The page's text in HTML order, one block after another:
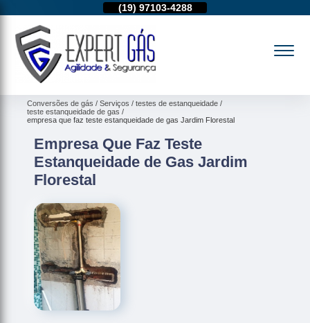
(19) 97103-4288
Conversões de gás Serviços
testes de estanqueidade
teste estanqueidade de gas
empresa que faz teste estanqueidade de gas Jardim Florestal
Empresa Que Faz Teste
Estanqueidade de Gas Jardim
Florestal